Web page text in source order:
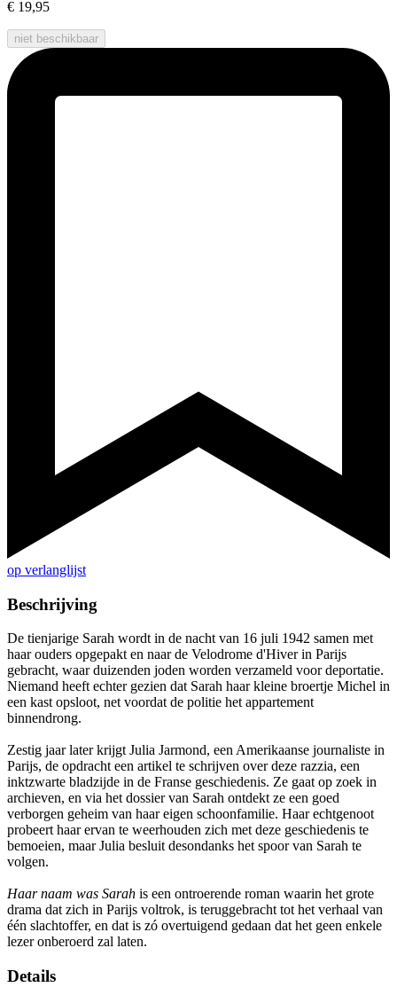
€ 19,95
niet beschikbaar
op verlanglijst
Beschrijving
De tienjarige Sarah wordt in de nacht van 16 juli 1942 samen met
haar ouders opgepakt en naar de Velodrome d'Hiver in Parijs
gebracht, waar duizenden joden worden verzameld voor deportatie.
Niemand heeft echter gezien dat Sarah haar kleine broertje Michel in
een kast opsloot, net voordat de politie het appartement
binnendrong.
Zestig jaar later krijgt Julia Jarmond, een Amerikaanse journaliste in
Parijs, de opdracht een artikel te schrijven over deze razzia, een
inktzwarte bladzijde in de Franse geschiedenis. Ze gaat op zoek in
archieven, en via het dossier van Sarah ontdekt ze een goed
verborgen geheim van haar eigen schoonfamilie. Haar echtgenoot
probeert haar ervan te weerhouden zich met deze geschiedenis te
bemoeien, maar Julia besluit desondanks het spoor van Sarah te
volgen.
Haar naam was Sarah is een ontroerende roman waarin het grote
drama dat zich in Parijs voltrok, is teruggebracht tot het verhaal van
één slachtoffer, en dat is zó overtuigend gedaan dat het geen enkele
lezer onberoerd zal laten.
Details